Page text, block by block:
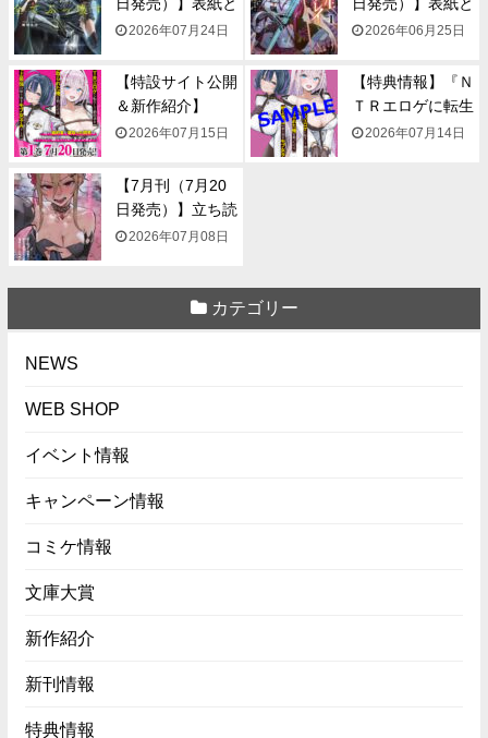
一...2026年07月24日
一...2026年06月25日
【特設サイト公開
＆新作紹介】
『NTR...
2026年07月15日
【特典情報】『Ｎ
ＴＲエロゲに転生
して...
2026年07月14日
【7月刊（7月20
日発売）】立ち読
み...2026年07月08日
カテゴリー
NEWS
WEB SHOP
イベント情報
キャンペーン情報
コミケ情報
文庫大賞
新作紹介
新刊情報
特典情報